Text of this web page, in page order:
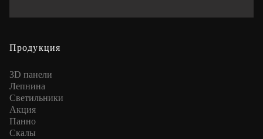
Продукция
3D панели
Лепнина
Cветильники
Акция
Панно
Скалы